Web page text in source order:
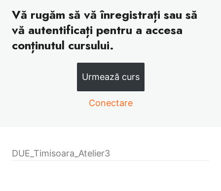
Vă rugăm să vă înregistrați sau să
vă autentificați pentru a accesa
conținutul cursului.
Urmează curs
Conectare
DUE_Timisoara_Atelier3